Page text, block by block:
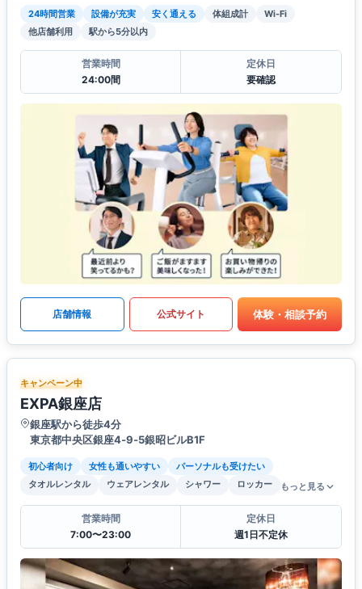
24時間営業 設備が充実 安く通える 体組成計
Wi-Fi
他店舗利用
駅から5分以内
営業時間
24:00間
定休日
要確認
店舗情報 公式サイト 体験・相談予約
キャンペーン中
EXPA銀座店
銀座駅から徒歩4分
東京都中央区銀座4‐9‐5銀昭ビルB1F
初心者向け 女性も通いやすい
パーソナルも受けたい
タオルレンタル
ウェアレンタル シャワー ロッカー もっと見る
営業時間
7:00〜23:00
定休日
週1日不定休